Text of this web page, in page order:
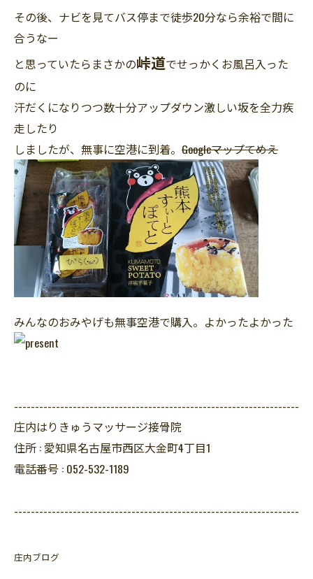
その後、ナビを見てバス停まで徒歩20分なら余裕で間に
合うなー
と思っていたらまさかの峠道でせっかくお風呂入った
のに
汗だくになりつつ数十分アップダウン激しい坂を全力疾
走したり
しましたが、無事に空港に到着。 Googleマップてめえ
みんなのおみやげも無事空港で購入。よかったよかった
--------------------------------------------------------------------
庄内はりきゅうマッサージ接骨院
住所 : 愛知県名古屋市西区大金町4丁目1
電話番号 : 052-532-1189
--------------------------------------------------------------------
庄内ブログ